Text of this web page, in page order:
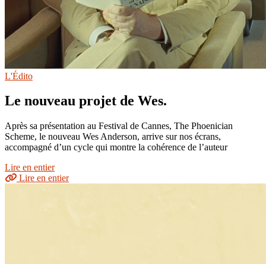
L'Édito
Le nouveau projet de Wes.
Après sa présentation au Festival de Cannes, The Phoenician
Scheme, le nouveau Wes Anderson, arrive sur nos écrans,
accompagné d’un cycle qui montre la cohérence de l’auteur
Lire en entier
Lire en entier